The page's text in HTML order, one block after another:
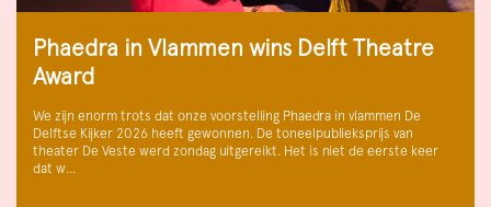
Phaedra in Vlammen wins Delft Theatre
Award
We zijn enorm trots dat onze voorstelling Phaedra in vlammen De
Delftse Kijker 2026 heeft gewonnen. De toneelpublieksprijs van
theater De Veste werd zondag uitgereikt. Het is niet de eerste keer
dat w…